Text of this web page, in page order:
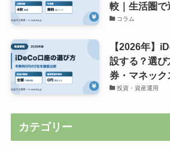
較｜生活圏で
コラム
【2026年】
設する？選び
券・マネック
投資・資産運用
カテゴリー